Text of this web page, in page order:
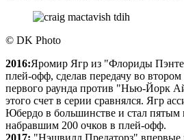
© DK Photo
2016:Яромир Ягр из "Флориды
плей-офф, сделав передачу во
первого раунда против "Нью-Йорк
этого счет в серии сравнялся. Ягр
Юбердо в большинстве и стал
набравшим 200 очков в плей-офф.
2017: "Нэшвилл Предаторз" впервые